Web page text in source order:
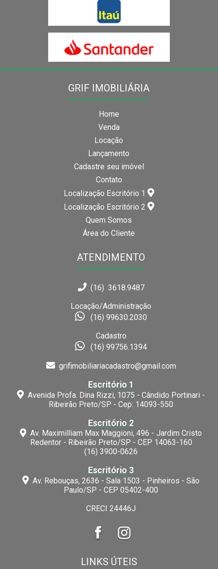
GRIF IMOBILIÁRIA
Home
Venda
Locação
Lançamento
Cadastre seu imóvel
Contato
Localização Escritório 1
Localização Escritório 2
Quem Somos
Área do Cliente
ATENDIMENTO
(16) 3618.9487
Locação/Administração
(16) 99630.2030
Cadastro
(16) 99756.1394
grifimobiliariacadastro@gmail.com
Escritório 1
Avenida Profa. Dina Rizzi, 1075 - Cândido Portinari -
Ribeirão Preto/SP - Cep: 14093-550
Escritório 2
Av. Maximilliam Max Maggioni, 496 - Jardim Cristo
Redentor - Ribeirão Preto/SP - CEP 14063-160
(16) 3900-0626
Escritório 3
Av. Rebouças, 2636 - Sala 1503 - Pinheiros - São
Paulo/SP - CEP 05402-400
CRECI 24446J
LINKS ÚTEIS